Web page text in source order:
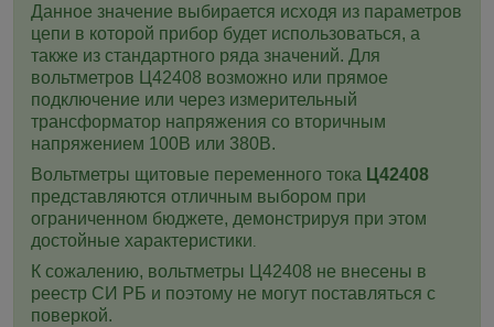
Данное значение выбирается исходя из параметров
цепи в которой прибор будет использоваться, а
также из стандартного ряда значений. Для
вольтметров Ц42408 возможно или прямое
подключение или через измерительный
трансформатор напряжения со вторичным
напряжением 100В или 380В.
Вольтметры щитовые переменного тока Ц42408
представляются отличным выбором при
ограниченном бюджете, демонстрируя при этом
достойные характеристики
К сожалению, вольтметры Ц42408 не внесены в
реестр СИ РБ и поэтому не могут поставляться с
поверкой.